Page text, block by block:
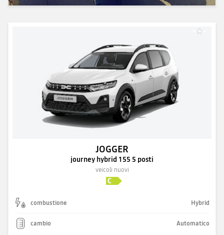
JOGGER
journey hybrid 155 5 posti
veicoli nuovi
combustione Hybrid
cambio Automatico